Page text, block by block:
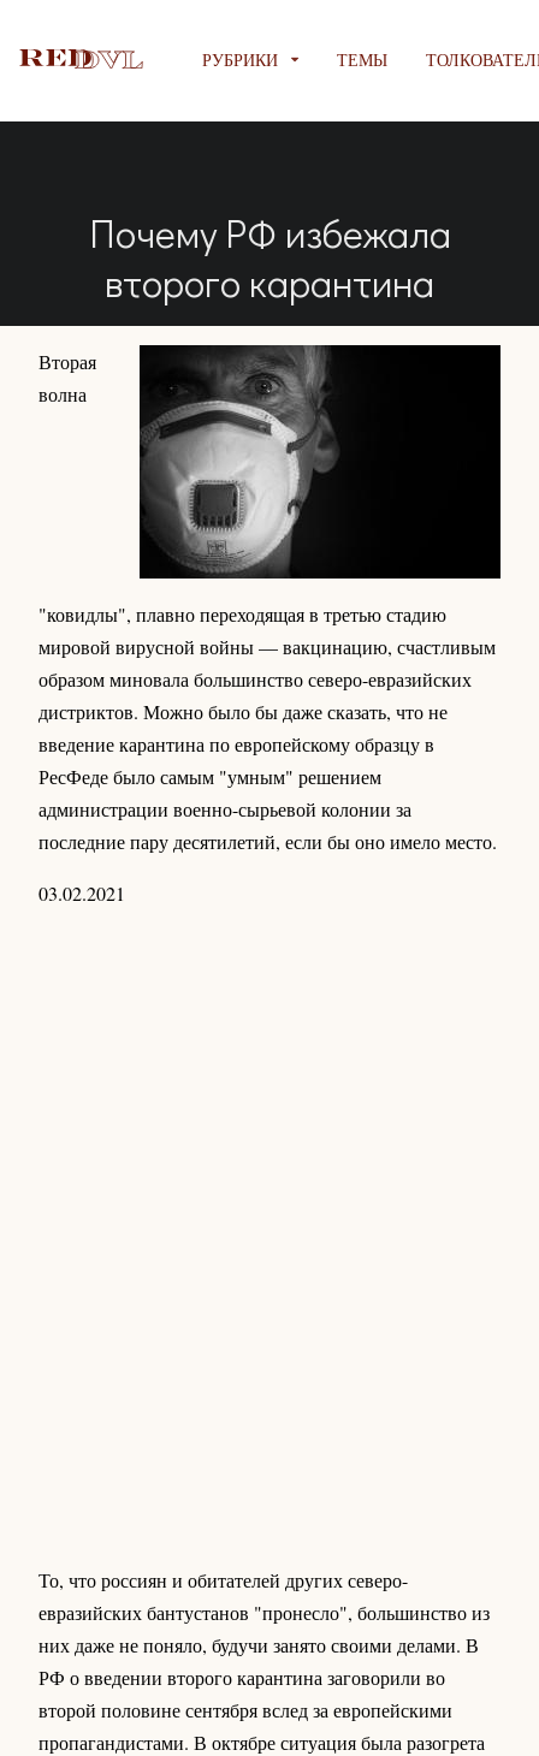
РУБРИКИ ТЕМЫ
Почему РФ избежала
второго карантина
Вторая
волна
"ковидлы", плавно переходящая в третью стадию
мировой вирусной войны — вакцинацию, счастливым
образом миновала большинство северо-евразийских
дистриктов. Можно было бы даже сказать, что не
введение карантина по европейскому образцу в
РесФеде было самым "умным" решением
администрации военно-сырьевой колонии за
последние пару десятилетий, если бы оно имело место.
03.02.2021
То, что россиян и обитателей других северо-
евразийских бантустанов "пронесло", большинство из
них даже не поняло, будучи занято своими делами. В
РФ о введении второго карантина заговорили во
второй половине сентября вслед за европейскими
пропагандистами. В октябре ситуация была разогрета